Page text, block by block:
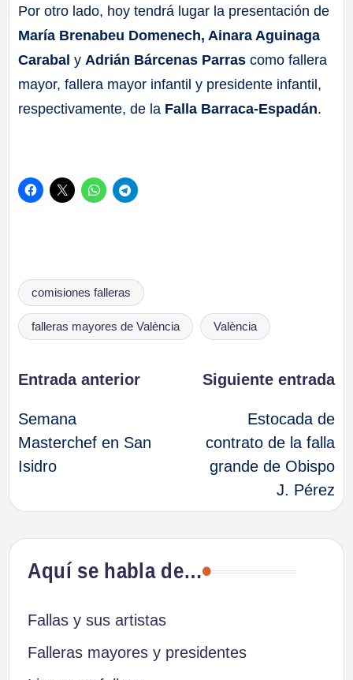
Por otro lado, hoy tendrá lugar la presentación de
María Brenabeu Domenech, Ainara Aguinaga
Carabal yAdrián Bárcenas Parras como fallera
mayor, fallera mayor infantil y presidente infantil,
respectivamente, de la Falla Barraca-Espadán.
Etiquetas:
comisiones falleras
falleras mayores de València València
Navegación
de
entradas
Entrada anterior
Semana
Masterchef en San
Isidro
Siguiente entrada
Estocada de
contrato de la falla
grande de Obispo
J. Pérez
Aquí se habla de…
Fallas y sus artistas
Falleras mayores y presidentes